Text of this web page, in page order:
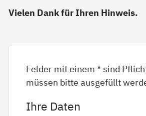
Vielen Dank für Ihren Hinweis.
Felder mit einem * sind
müssen bitte ausgefüllt
Ihre Daten